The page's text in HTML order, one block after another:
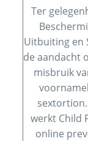
Ter
Uitbuiting en
de aandacht
misbruik
werkt Child
online